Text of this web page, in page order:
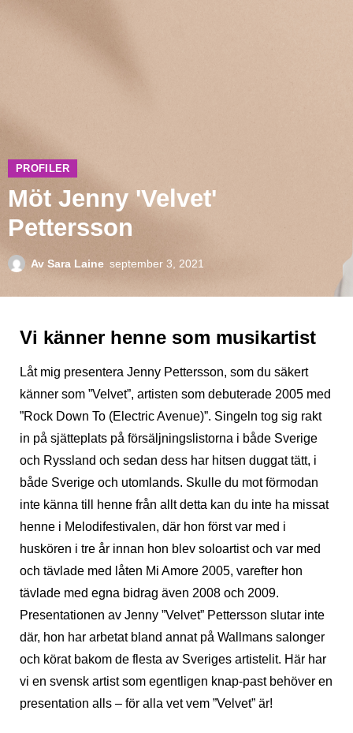
PROFILER
Möt Jenny 'Velvet'
Pettersson
Av Sara Laine september 3, 2021
Vi känner henne som musikartist
Låt mig presentera Jenny Pettersson, som du säkert
känner som ”Velvet”, artisten som debuterade 2005 med
”Rock Down To (Electric Avenue)”. Singeln tog sig rakt
in på sjätteplats på försäljningslistorna i både Sverige
och Ryssland och sedan dess har hitsen duggat tätt, i
både Sverige och utomlands. Skulle du mot förmodan
inte känna till henne från allt detta kan du inte ha missat
henne i Melodifestivalen, där hon först var med i
huskören i tre år innan hon blev soloartist och var med
och tävlade med låten Mi Amore 2005, varefter hon
tävlade med egna bidrag även 2008 och 2009.
Presentationen av Jenny ”Velvet” Pettersson slutar inte
där, hon har arbetat bland annat på Wallmans salonger
och körat bakom de flesta av Sveriges artistelit. Här har
vi en svensk artist som egentligen knap-past behöver en
presentation alls – för alla vet vem ”Velvet” är!